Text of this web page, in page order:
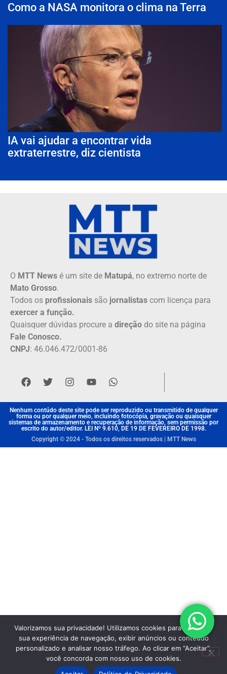
Como a NASA monitora o clima na Terra
IA vai ajudar a encontrar vida
extraterrestre, diz cientista
O MTT News é um site de Matupá, no extremo norte de
Mato Grosso.
Todos os profissionais são jornalistas com licença para
exercer a função.
Quaisquer dúvidas procure a direção do site na página
Fale Conosco.
CNPJ: 46.046.472/0001-86
Nenhum contúdo deste site pode ser reproduzido ou transmitido de qualquer
forma ou por qualquer meio, incluindo fotocópia, gravação ou quaisquer
sistemas de armazenamento e recuperação de informação, sem permissão por
escrito do autor/editor. LEI Nº 9.610, DE 19 DE FEVEREIRO DE 1998.
Copyright © 2024 - Todos os direitos reservados | MTT News
Valorizamos sua privacidade! Utilizamos cookies para aprimorar
sua experiência de navegação, exibir anúncios ou conteúdo
personalizado e analisar nosso tráfego. Ao clicar em “Aceitar”,
você concorda com nosso uso de cookies.